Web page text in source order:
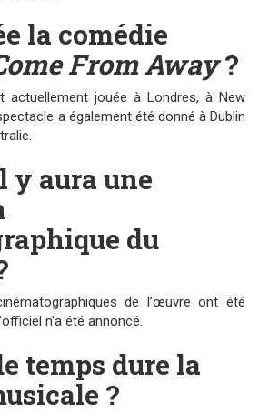
la comédie
From Away?
jouée à Londres, à New
a également été donné à Dublin
y aura une
du
de l’œuvre ont été
n'a été annoncé.
temps dure la
?